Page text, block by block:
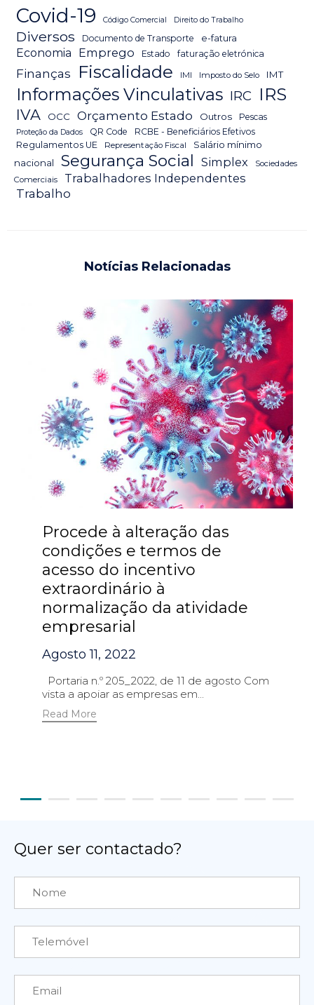
Covid-19 Código Comercial Direito do Trabalho
Diversos Documento de Transporte e-fatura
Economia Emprego Estado faturação eletrónica
Finanças Fiscalidade IMI Imposto do Selo IMT
Informações Vinculativas IRC IRS
IVA OCC Orçamento Estado Outros Pescas
Proteção da Dados QR Code
RCBE - Beneficiários Efetivos
Regulamentos UE
Representação Fiscal
Salário mínimo
nacional
Segurança Social Simplex
Sociedades
Comerciais
Trabalhadores Independentes
Trabalho
Notícias Relacionadas
Procede à alteração das
condições e termos de
acesso do incentivo
extraordinário à
normalização da atividade
empresarial
Agosto 11, 2022
Portaria n.º 205_2022, de 11 de agosto Com
vista a apoiar as empresas em...
Read More
Quer ser contactado?